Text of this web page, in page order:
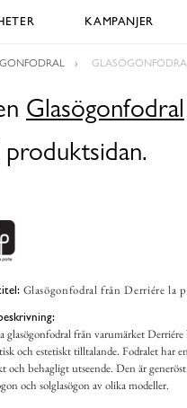
KAMPANJER
Glasögonfodral
Glasögonfodral från Derriére la
glasögonfodral från varumärket
och estetiskt tilltalande. Fodralet har
och behagligt utseende. Den är
och solglasögon av olika modeller.